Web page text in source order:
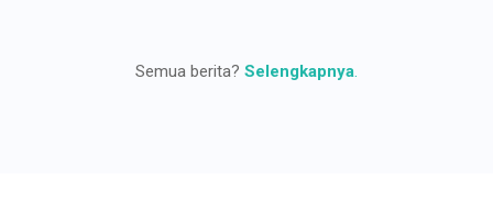
Semua berita? Selengkapnya